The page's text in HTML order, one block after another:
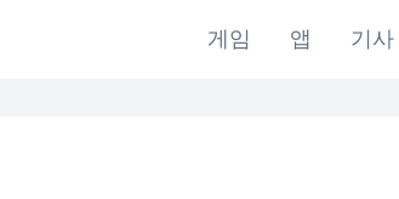
게임 앱 기사